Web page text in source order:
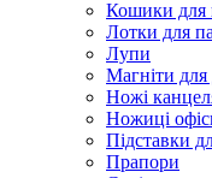
Кошики для
Лотки для
Лупи
Магніти
Ножі
Ножиці
Підставки
Прапори